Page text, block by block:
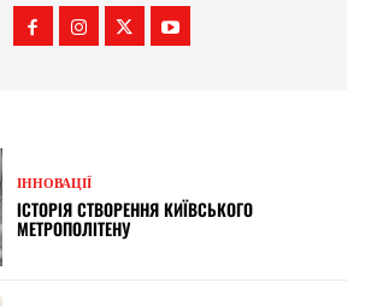
ІННОВАЦІЇ
ІСТОРІЯ СТВОРЕННЯ КИЇВСЬКОГО
МЕТРОПОЛІТЕНУ